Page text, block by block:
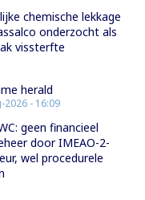
chemische lekkage
onderzocht als
vissterfte
herald
2026 - 16:09
geen financieel
door IMEAO-2-
wel procedurele